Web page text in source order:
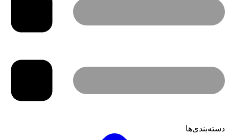
دسته‌بندی‌ها